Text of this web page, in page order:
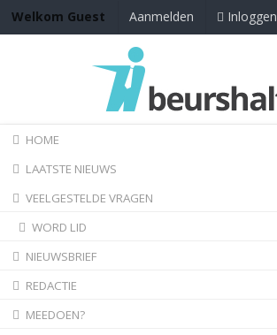
Welkom Guest Aanmelden Inloggen
HOME
LAATSTE NIEUWS
VEELGESTELDE VRAGEN
WORD LID
NIEUWSBRIEF
REDACTIE
MEEDOEN?